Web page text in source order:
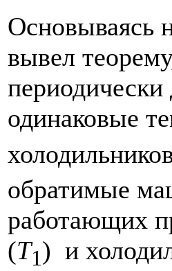
Основываясь
вывел
одинаковые
обратимые
работающих
(T1) и